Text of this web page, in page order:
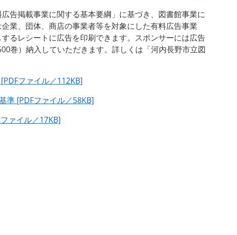
告掲載事業に関する基本要綱」に基づき、図書館事業に
業、団体、商店の事業者等を対象にした有料広告事業
るレシートに広告を印刷できます。スポンサーには広告
巻）納入していただきます。詳しくは「河内長野市立図
ファイル／112KB]
準 [PDFファイル／58KB]
ァイル／17KB]